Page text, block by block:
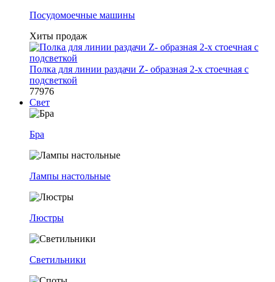
Посудомоечные машины
Хиты продаж
Полка для линии раздачи Z- образная 2-х стоечная с
подсветкой
77976
Свет
Бра
Лампы настольные
Люстры
Светильники